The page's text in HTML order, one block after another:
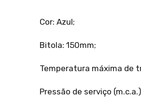
Cor: Azul;
Bitola: 150mm;
Temperatura máxima de
Pressão de serviço